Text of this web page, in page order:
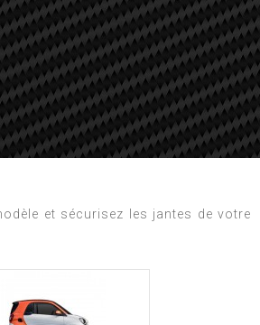
et sécurisez les jantes de votre